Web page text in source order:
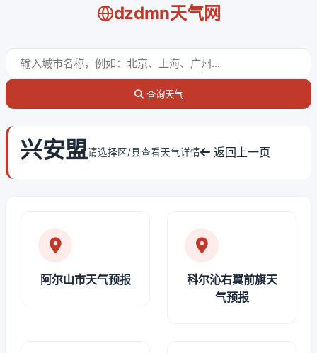
dzdmn天气网
查询天气
兴安盟请选择区/县查看天气详情 返回上一页
阿尔山市天气预报
科尔沁右翼前旗天
气预报